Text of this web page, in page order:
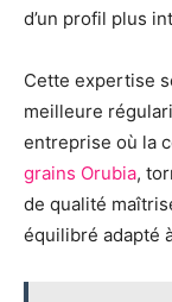
d’un profil plus
Cette expertise
meilleure
entreprise où la
grains Orubia,
de qualité
équilibré adapté